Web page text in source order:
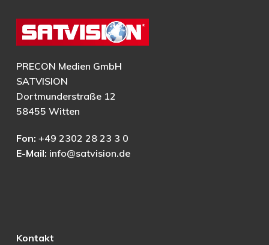
PRECON Medien GmbH
SATVISION
Dortmunderstraße 12
58455 Witten
Fon: +49 2302 28 23 3 0
E-Mail: info@satvision.de
Kontakt